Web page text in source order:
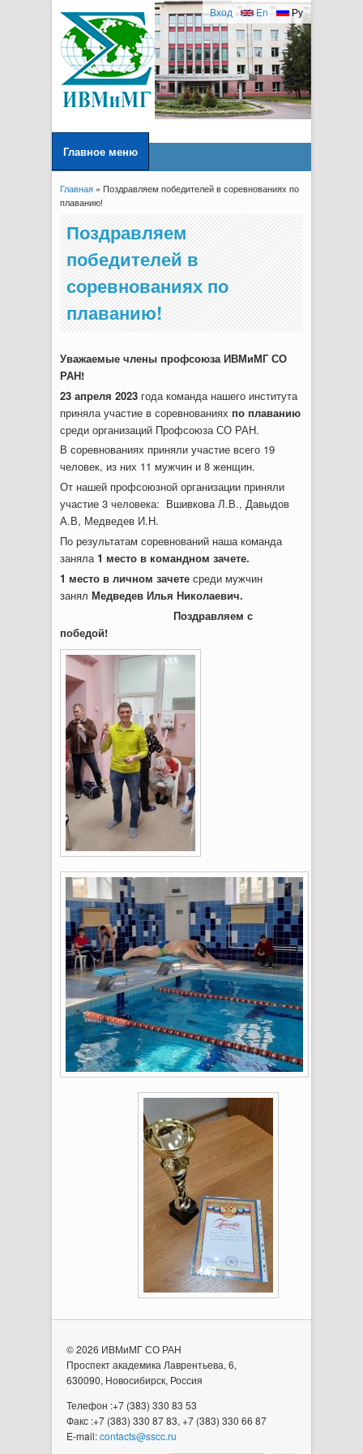
Ру
En
Вход
Главное меню
Вы здесь
Главная» Поздравляем победителей в соревнованиях по
плаванию!
Поздравляем
победителей в
соревнованиях по
плаванию!
Уважаемые члены профсоюза ИВМиМГ СО
РАН!
23 апреля 2023года команда нашего института
приняла участие в соревнованиях по плаванию
среди организаций Профсоюза СО РАН.
В соревнованиях приняли участие всего 19
человек, из них 11 мужчин и 8 женщин.
От нашей профсоюзной организации приняли
участие 3 человека: Вшивкова Л.В., Давыдов
А.В, Медведев И.Н.
По результатам соревнований наша команда
заняла1 место в командном зачете.
1 место в личном зачетесреди мужчин
занял Медведев Илья Николаевич.
Поздравляем с
победой!
© 2026 ИВМиМГ СО РАН
Проспект академика Лаврентьева, 6,
630090, Новосибирск, Россия
Телефон :+7 (383) 330 83 53
Факс :+7 (383) 330 87 83, +7 (383) 330 66 87
E-mail:contacts@sscc.ru